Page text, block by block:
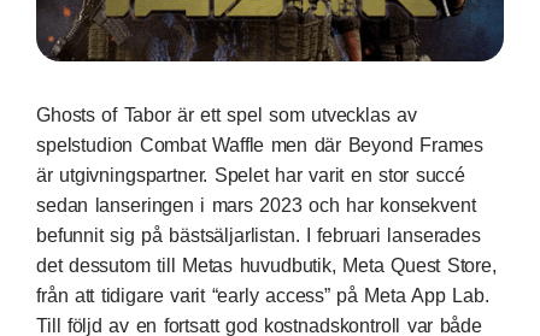
Ghosts of Tabor är ett spel som utvecklas av
spelstudion Combat Waffle men där Beyond Frames
är utgivningspartner. Spelet har varit en stor succé
sedan lanseringen i mars 2023 och har konsekvent
befunnit sig på bästsäljarlistan. I februari lanserades
det dessutom till Metas huvudbutik, Meta Quest Store,
från att tidigare varit “early access” på Meta App Lab.
Till följd av en fortsatt god kostnadskontroll var både